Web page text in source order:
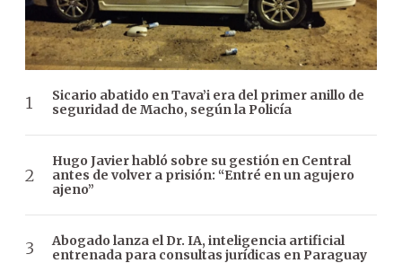
Sicario abatido en Tava’i era del primer anillo de
seguridad de Macho, según la Policía
Hugo Javier habló sobre su gestión en Central
antes de volver a prisión: “Entré en un agujero
ajeno”
Abogado lanza el Dr. IA, inteligencia artificial
entrenada para consultas jurídicas en Paraguay